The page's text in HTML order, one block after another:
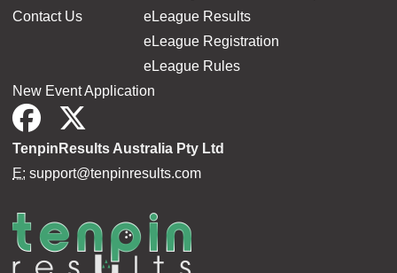
Contact Us
eLeague Results
eLeague Registration
eLeague Rules
New Event Application
TenpinResults Australia Pty Ltd
E: support@tenpinresults.com